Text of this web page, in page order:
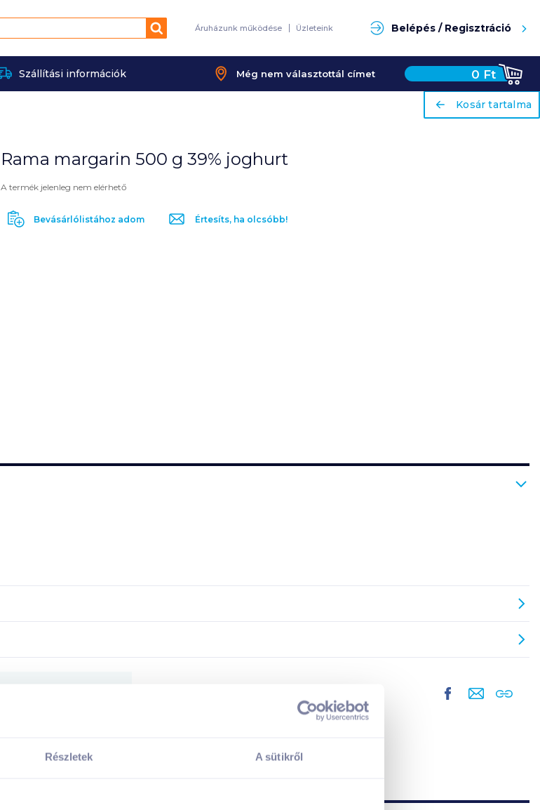
Részletek A sütikről
Keresés Áruházunk működése Üzleteink Belépés / Regisztráció
Szállítási információk Még nem választottál címet 0 Ft
ariaLabel
Kosár tartalma
Rama margarin 500 g 39% joghurt
A termék jelenleg nem elérhető
Bevásárlólistához adom Értesíts, ha olcsóbb!